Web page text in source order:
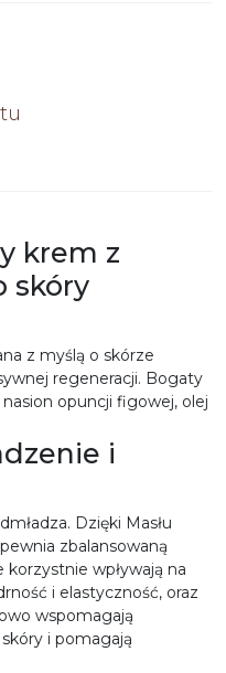
krem z
skóry
z myślą o skórze
regeneracji. Bogaty
opuncji figowej, olej
i
Dzięki Masłu
zbalansowaną
wpływają na
i elastyczność, oraz
wspomagają
i pomagają